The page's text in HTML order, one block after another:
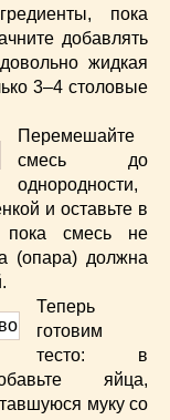
пока
добавлять
жидкая
3–4 столовые
Перемешайте
смесь до
однородности,
и оставьте в
смесь не
(опара) должна
Теперь
готовим
тесто: в
яйца,
муку со